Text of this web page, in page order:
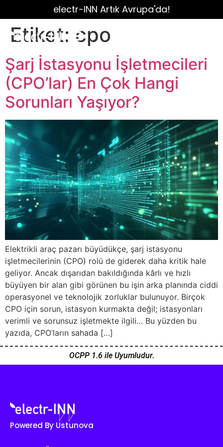
electr-INN Artık Avrupa'da!
Etiket: cpo
Şarj İstasyonu İşletmecileri
(CPO’lar) En Çok Hangi
Sorunları Yaşıyor?
Elektrikli araç pazarı büyüdükçe, şarj istasyonu
işletmecilerinin (CPO) rolü de giderek daha kritik hale
geliyor. Ancak dışarıdan bakıldığında kârlı ve hızlı
büyüyen bir alan gibi görünen bu işin arka planında ciddi
operasyonel ve teknolojik zorluklar bulunuyor. Birçok
CPO için sorun, istasyon kurmakta değil; istasyonları
verimli ve sorunsuz işletmekte ilgili… Bu yüzden bu
yazıda, CPO’ların sahada […]
OCPP 1.6 ile Uyumludur.
Powered By Ustunova